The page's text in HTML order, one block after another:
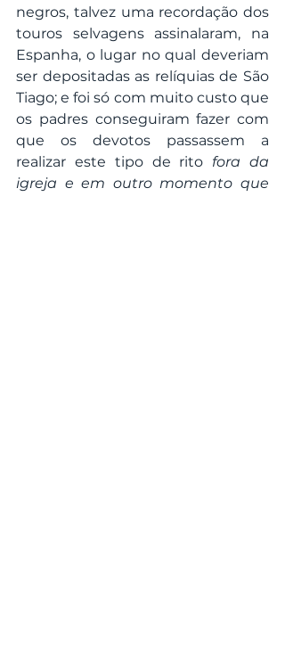
negros, talvez uma recordação dos
touros selvagens assinalaram, na
Espanha, o lugar no qual deveriam
ser depositadas as relíquias de São
Tiago; e foi só com muito custo que
os padres conseguiram fazer com
que os devotos passassem a
realizar este tipo de rito fora da
igreja e em outro momento que